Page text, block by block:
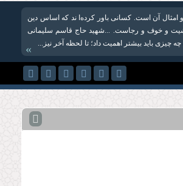
امثال آن است. کسانی باور کرده‌ا ند که اساس دین
و خوف و رجاست. ...شهید حاج قاسم سلیمانی
باید بیشتر اهمیت داد؛ تا لحظه آخر نیز...
»